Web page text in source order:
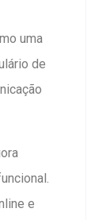
uma
de
e